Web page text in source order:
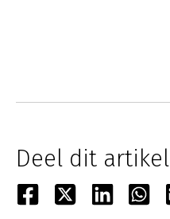
Deel dit artikel